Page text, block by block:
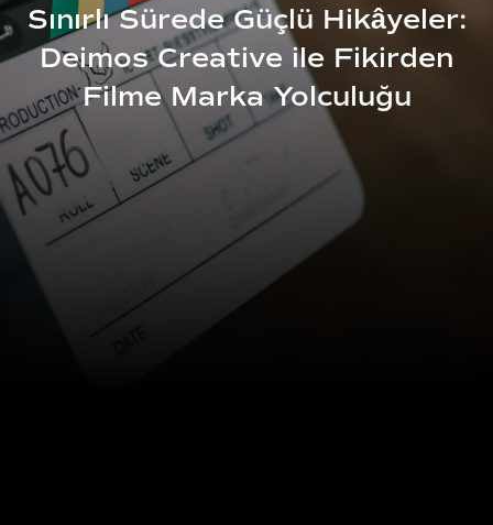
Sınırlı Sürede Güçlü Hikâyeler:
Deimos Creative ile Fikirden
Filme Marka Yolculuğu